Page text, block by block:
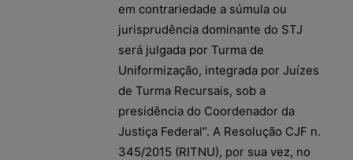
em contrariedade a súmula ou
jurisprudência dominante do STJ
será julgada por Turma de
Uniformização, integrada por Juízes
de Turma Recursais, sob a
presidência do Coordenador da
Justiça Federal”. A Resolução CJF n.
345/2015 (RITNU), por sua vez, no